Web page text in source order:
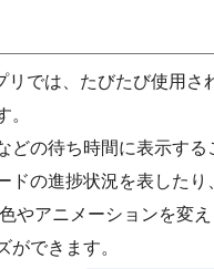
リでは、たびたび使用さ
。
どの待ち時間に表示する
ドの進捗状況を表したり
やアニメーションを変
ができます。